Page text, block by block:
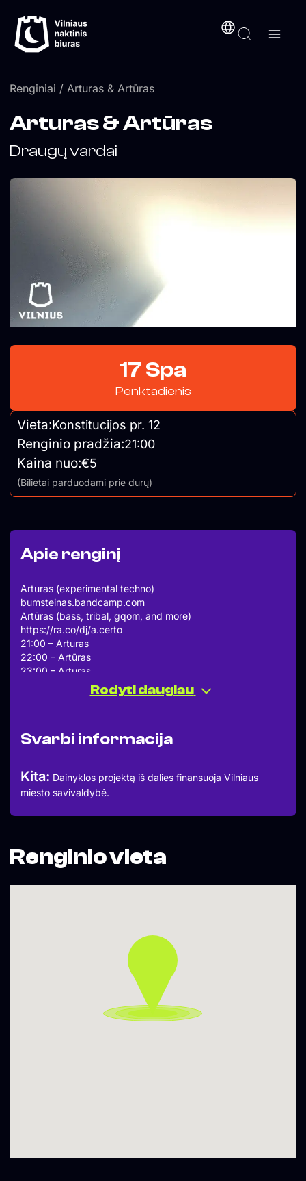
prie
turinio
Renginiai / Arturas & Artūras
Apie renginį
Arturas (experimental techno)
bumsteinas.bandcamp.com
Artūras (bass, tribal, gqom, and more)
https://ra.co/dj/a.certo
21:00 – Arturas
22:00 – Artūras
23:00 – Arturas
Draugų vardai yra iš dalies remiami Vilniaus miesto
Rodyti daugiau
Svarbi informacija
Kita: Dainyklos projektą iš dalies finansuoja Vilniaus
miesto savivaldybė.
Arturas & Artūras
Draugų vardai
17 Spa
Penktadienis
Vieta:Konstitucijos pr. 12
Renginio pradžia:21:00
Kaina nuo:€5
(Bilietai parduodami prie durų)
Renginio vieta